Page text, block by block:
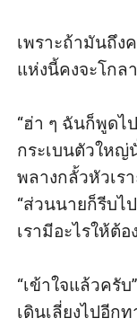
เพราะถ้ามันถึ
แห่งนี้คงจะโกล
“ฮ่า ๆ ฉันก็พูดไ
กระเบนตัวใหญ่
พลางกลั้วหัวเร
“ส่วนนายก็รีบไ
เรามีอะไรให้ต้
“เข้าใจแล้วครั
เดินเลี่ยงไปอีก